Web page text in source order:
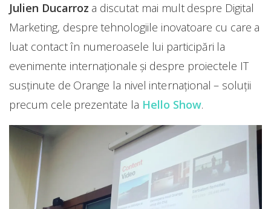
Julien Ducarroz a discutat mai mult despre Digital
Marketing, despre tehnologiile inovatoare cu care a
luat contact în numeroasele lui participări la
evenimente internaționale și despre proiectele IT
susținute de Orange la nivel internațional – soluții
precum cele prezentate la Hello Show.